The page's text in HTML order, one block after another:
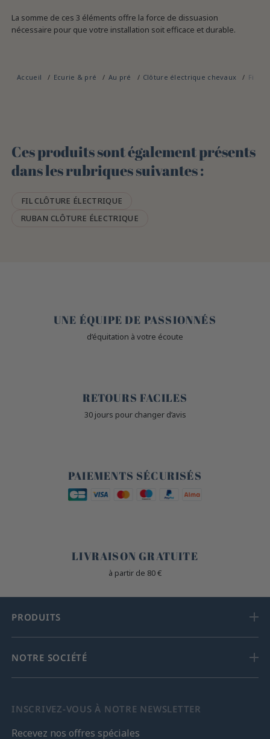
La somme de ces 3 éléments offre la force de dissuasion
nécessaire pour que votre installation soit efficace et durable.
Accueil Ecurie & pré Au pré Clôture électrique chevaux Fils
Ces produits sont également présents
dans les rubriques suivantes :
FIL CLÔTURE ÉLECTRIQUE
RUBAN CLÔTURE ÉLECTRIQUE
UNE ÉQUIPE DE PASSIONNÉS
d’équitation à votre écoute
RETOURS FACILES
30 jours pour changer d’avis
PAIEMENTS SÉCURISÉS
LIVRAISON GRATUITE
à partir de 80 €
PRODUITS
NOTRE SOCIÉTÉ
INSCRIVEZ-VOUS À NOTRE NEWSLETTER
Recevez nos offres spéciales